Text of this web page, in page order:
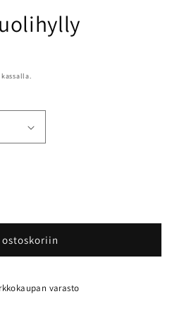
ostoskoriin
varasto